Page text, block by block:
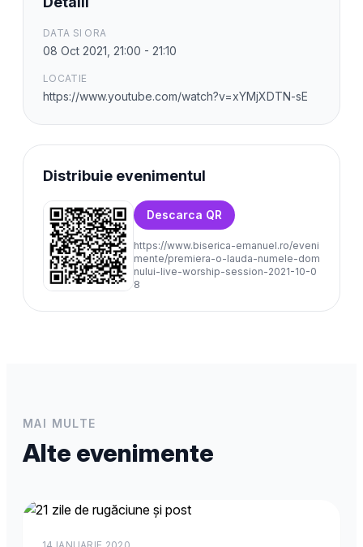
DATA SI ORA
08 Oct 2021, 21:00 - 21:10
LOCATIE
https://www.youtube.com/watch?v=xYMjXDTN-sE
Distribuie evenimentul
Descarca QR
https://www.biserica-emanuel.ro/eveni
mente/premiera-o-lauda-numele-dom
nului-live-worship-session-2021-10-0
8
MAI MULTE
Alte evenimente